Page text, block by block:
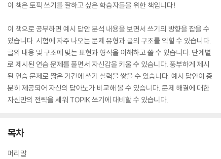
이 책은 토픽 쓰기를 잘하고 싶은 학습자들을 위한 책입니다!
이 책으로 공부하면 예시 답안 분석 내용을 보면서 쓰기의 방향을 잡을 수
있습니다. 시험에 자주 나오는 문제 유형과 글의 구조를 익힐 수 있습니다.
글의 내용 및 구조에 맞는 표현과 형식을 이해하고 쓸 수 있습니다. 단계별
로 제시된 연습 문제를 풀면서 자신감을 키울 수 있습니다. 풍부하게 제시
된 연습 문제로 짧은 기간에 쓰기 실력을 쌓을 수 있습니다. 예시 답안이 충
분히 제공되어 자신의 답아노가 비교해 볼 수 있습니다. 문제 해결에 대한
자신만의 전략을 세워 TOPIK 쓰기에 대비할 수 있습니다.
목차
머리말